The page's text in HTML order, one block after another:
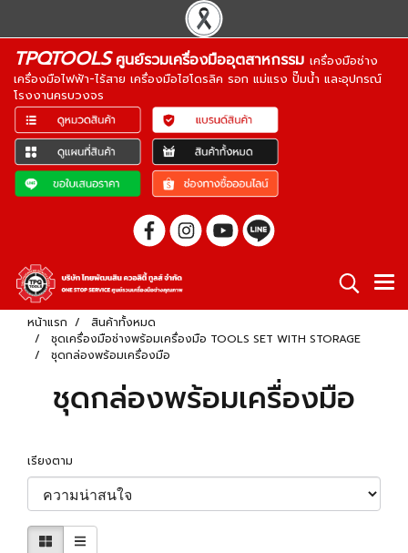
TPQTOOLSศูนย์รวมเครื่องมืออุตสาหกรรม เครื่องมือช่าง
เครื่องมือไฟฟ้า-ไร้สาย เครื่องมือไฮโดรลิค รอก แม่แรง ปั๊มน้ำ และอุปกรณ์
โรงงานครบวงจร
หน้าแรก
สินค้าทั้งหมด
ชุดเครื่องมือช่างพร้อมเครื่องมือ TOOLS SET WITH STORAGE
ชุดกล่องพร้อมเครื่องมือ
ชุดกล่องพร้อมเครื่องมือ
เรียงตาม